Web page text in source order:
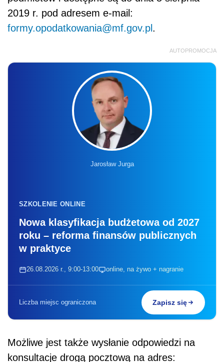
2019 r. pod adresem e-mail:
formy.opodatkowania@mf.gov.pl .
AUTOPROMOCJA
Jarosław Jurga
SZKOLENIE ONLINE
Nowa klasyfikacja budżetowa od 2027
roku – reforma finansów publicznych
w praktyce
26.08.2026 r., 9:00-13:00 online, na żywo + nagranie
Liczba miejsc ograniczona Zapisz się
Możliwe jest także wysłanie odpowiedzi na
konsultacje drogą pocztową na adres: